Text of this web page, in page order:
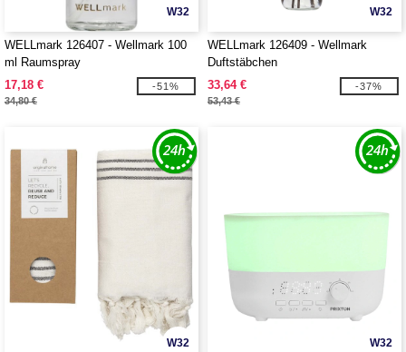
W32
WELLmark 126407 - Wellmark 100
ml Raumspray
17,18 €
34,80 €
-51%
W32
WELLmark 126409 - Wellmark
Duftstäbchen
33,64 €
53,43 €
-37%
W32 W32